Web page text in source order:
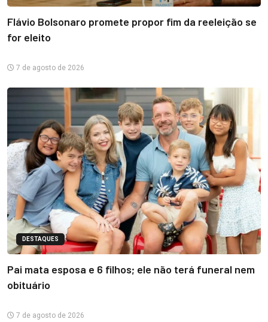
Flávio Bolsonaro promete propor fim da reeleição se
for eleito
7 de agosto de 2026
DESTAQUES
Pai mata esposa e 6 filhos; ele não terá funeral nem
obituário
7 de agosto de 2026